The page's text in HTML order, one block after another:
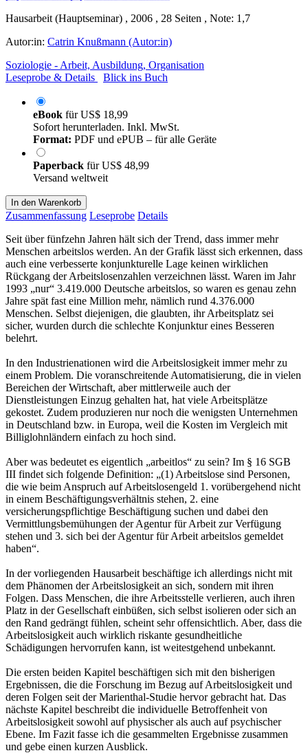
Hausarbeit (Hauptseminar) , 2006 , 28 Seiten , Note: 1,7
Autor:in: Catrin Knußmann (Autor:in)
Soziologie - Arbeit, Ausbildung, Organisation
Leseprobe & Details
Blick ins Buch
eBook fürUS$ 18,99
Sofort herunterladen. Inkl. MwSt.
Format: PDF und ePUB – für alle Geräte
Paperback fürUS$ 48,99
Versand weltweit
In den Warenkorb
Zusammenfassung Leseprobe Details
Seit über fünfzehn Jahren hält sich der Trend, dass immer mehr
Menschen arbeitslos werden. An der Grafik lässt sich erkennen, dass
auch eine verbesserte konjunkturelle Lage keinen wirklichen
Rückgang der Arbeitslosenzahlen verzeichnen lässt. Waren im Jahr
1993 „nur“ 3.419.000 Deutsche arbeitslos, so waren es genau zehn
Jahre spät fast eine Million mehr, nämlich rund 4.376.000
Menschen. Selbst diejenigen, die glaubten, ihr Arbeitsplatz sei
sicher, wurden durch die schlechte Konjunktur eines Besseren
belehrt.
In den Industrienationen wird die Arbeitslosigkeit immer mehr zu
einem Problem. Die voranschreitende Automatisierung, die in vielen
Bereichen der Wirtschaft, aber mittlerweile auch der
Dienstleistungen Einzug gehalten hat, hat viele Arbeitsplätze
gekostet. Zudem produzieren nur noch die wenigsten Unternehmen
in Deutschland bzw. in Europa, weil die Kosten im Vergleich mit
Billiglohnländern einfach zu hoch sind.
Aber was bedeutet es eigentlich „arbeitlos“ zu sein? Im § 16 SGB
III findet sich folgende Definition: „(1) Arbeitslose sind Personen,
die wie beim Anspruch auf Arbeitslosengeld 1. vorübergehend nicht
in einem Beschäftigungsverhältnis stehen, 2. eine
versicherungspflichtige Beschäftigung suchen und dabei den
Vermittlungsbemühungen der Agentur für Arbeit zur Verfügung
stehen und 3. sich bei der Agentur für Arbeit arbeitslos gemeldet
haben“.
In der vorliegenden Hausarbeit beschäftige ich allerdings nicht mit
dem Phänomen der Arbeitslosigkeit an sich, sondern mit ihren
Folgen. Dass Menschen, die ihre Arbeitsstelle verlieren, auch ihren
Platz in der Gesellschaft einbüßen, sich selbst isolieren oder sich an
den Rand gedrängt fühlen, scheint sehr offensichtlich. Aber, dass die
Arbeitslosigkeit auch wirklich riskante gesundheitliche
Schädigungen hervorrufen kann, ist weitestgehend unbekannt.
Die ersten beiden Kapitel beschäftigen sich mit den bisherigen
Ergebnissen, die die Forschung im Bezug auf Arbeitslosigkeit und
deren Folgen seit der Marienthal-Studie hervor gebracht hat. Das
nächste Kapitel beschreibt die individuelle Betroffenheit von
Arbeitslosigkeit sowohl auf physischer als auch auf psychischer
Ebene. Im Fazit fasse ich die gesammelten Ergebnisse zusammen
und gebe einen kurzen Ausblick.